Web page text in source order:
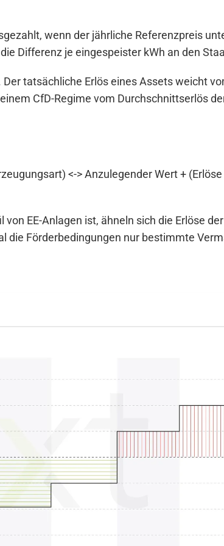
wenn der jährliche Referenzpreis
Differenz je eingespeister kWh an den
tatsächliche Erlös eines Assets weicht
CfD-Regime vom Durchschnittserlös
<-> Anzulegender Wert +
EE-Anlagen ist, ähneln sich die Erlöse
Förderbedingungen nur bestimmte